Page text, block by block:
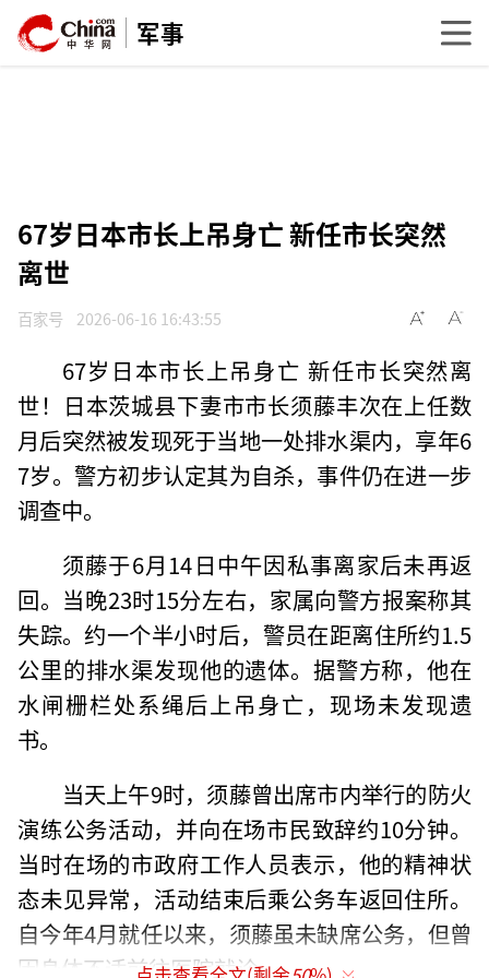
军事
67岁日本市长上吊身亡 新任市长突然
离世
百家号 2026-06-16 16:43:55
67岁日本市长上吊身亡 新任市长突然离
世！日本茨城县下妻市市长须藤丰次在上任数
月后突然被发现死于当地一处排水渠内，享年6
7岁。警方初步认定其为自杀，事件仍在进一步
调查中。
须藤于6月14日中午因私事离家后未再返
回。当晚23时15分左右，家属向警方报案称其
失踪。约一个半小时后，警员在距离住所约1.5
公里的排水渠发现他的遗体。据警方称，他在
水闸栅栏处系绳后上吊身亡，现场未发现遗
书。
当天上午9时，须藤曾出席市内举行的防火
演练公务活动，并向在场市民致辞约10分钟。
当时在场的市政府工作人员表示，他的精神状
态未见异常，活动结束后乘公务车返回住所。
自今年4月就任以来，须藤虽未缺席公务，但曾
因身体不适前往医院就诊。